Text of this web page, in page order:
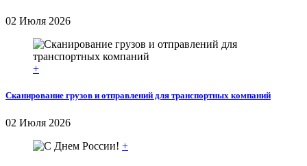
02 Июля 2026
+
Сканирование грузов и отправлений для транспортных компаний
02 Июля 2026
+